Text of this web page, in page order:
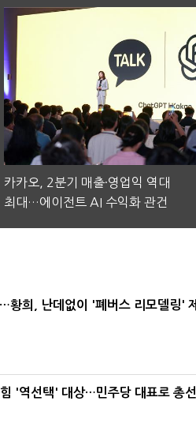
카카오, 2분기 매출·영업익 역대
최대…에이전트 AI 수익화 관건
황희, 난데없이 '폐버스 리모델링'
'역선택' 대상…민주당 대표로 총